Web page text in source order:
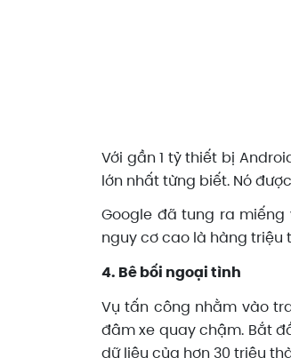
Với gần 1 tỷ thiết bị
lớn nhất từng biết. Nó
Google đã tung ra
nguy cơ cao là hàng triệu
4. Bê bối ngoại tình
Vụ tấn công nhằm vào
đâm xe quay chậm. Bắt
dữ liệu của hơn 30 triệu